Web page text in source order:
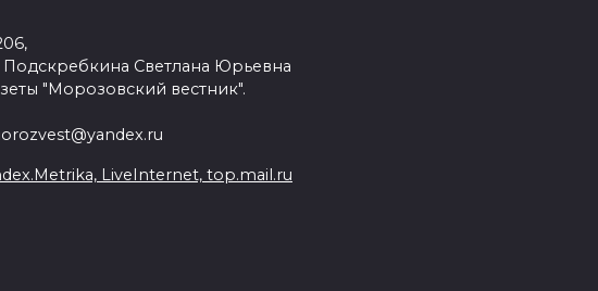
Светлана Юрьевна
"Морозовский вестник".
LiveInternet, top.mail.ru